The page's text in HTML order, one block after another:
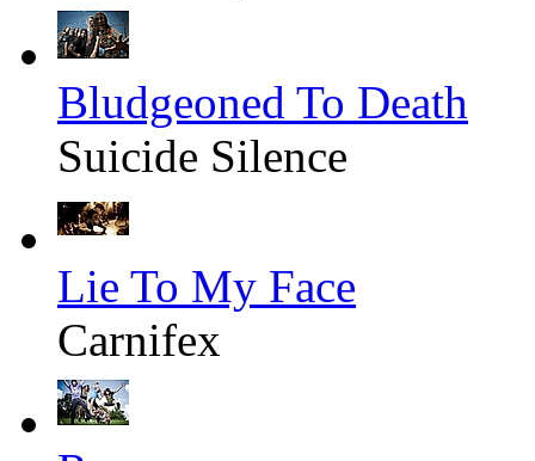
Bludgeoned To Death
Suicide Silence
Lie To My Face
Carnifex